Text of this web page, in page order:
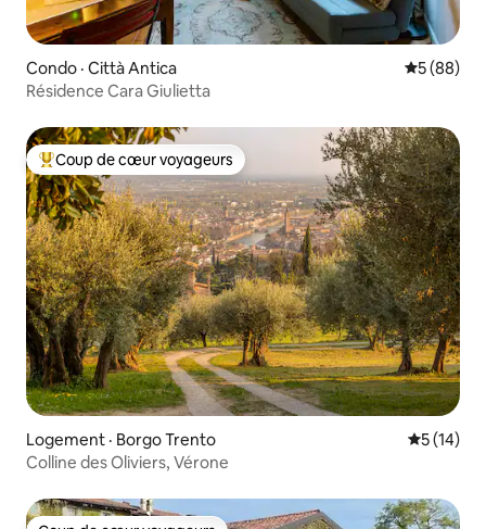
Condo · Città Antica Note
5 (88)
Résidence Cara Giulietta
Coup de cœur voyageurs parmi les plus aimés
Coup de cœur voyageurs
Logement · Borgo Trento Note
5 (14)
Colline des Oliviers, Vérone